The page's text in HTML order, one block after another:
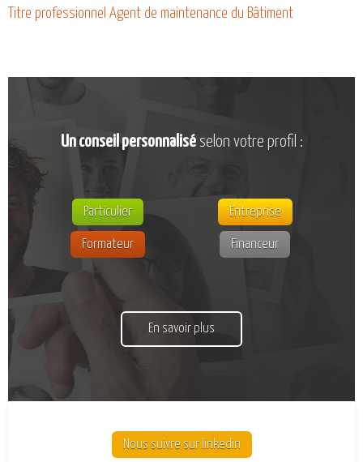
CATALOGUE DE FORMATIONS
NOS PERFECTIONNEMENTS PAR MÉTIER
INSCRIPTIONS
Titre professionnel Agent de maintenance du Bâtiment
Un conseil personnaliséselon votre profil :
Particulier Entreprise
Formateur Financeur
En savoir plus
Nous suivre sur linkedin